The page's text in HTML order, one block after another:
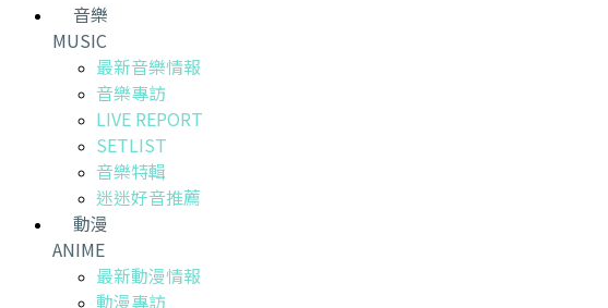
音樂
MUSIC
最新音樂情報
音樂專訪
LIVE REPORT
SETLIST
音樂特輯
迷迷好音推薦
動漫
ANIME
最新動漫情報
動漫專訪